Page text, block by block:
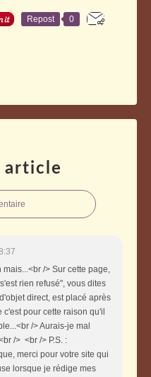
Repost 0
article
mais...<br /> Sur cette page,
rien refusé", vous dites
direct, est placé après
pour cette raison qu'il
/> Aurais-je mal
/> <br /> P.S. :
merci pour votre site qui
lorsque je rédige mes